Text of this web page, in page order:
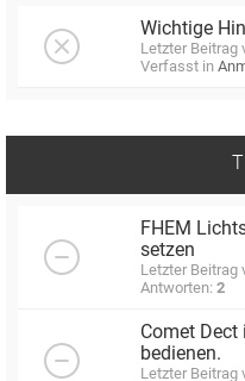
Wichtige
Letzter Beitrag
Verfasst in
FHEM
setzen
Letzter Beitrag
Antworten: 2
Comet
bedienen.
Letzter Beitrag